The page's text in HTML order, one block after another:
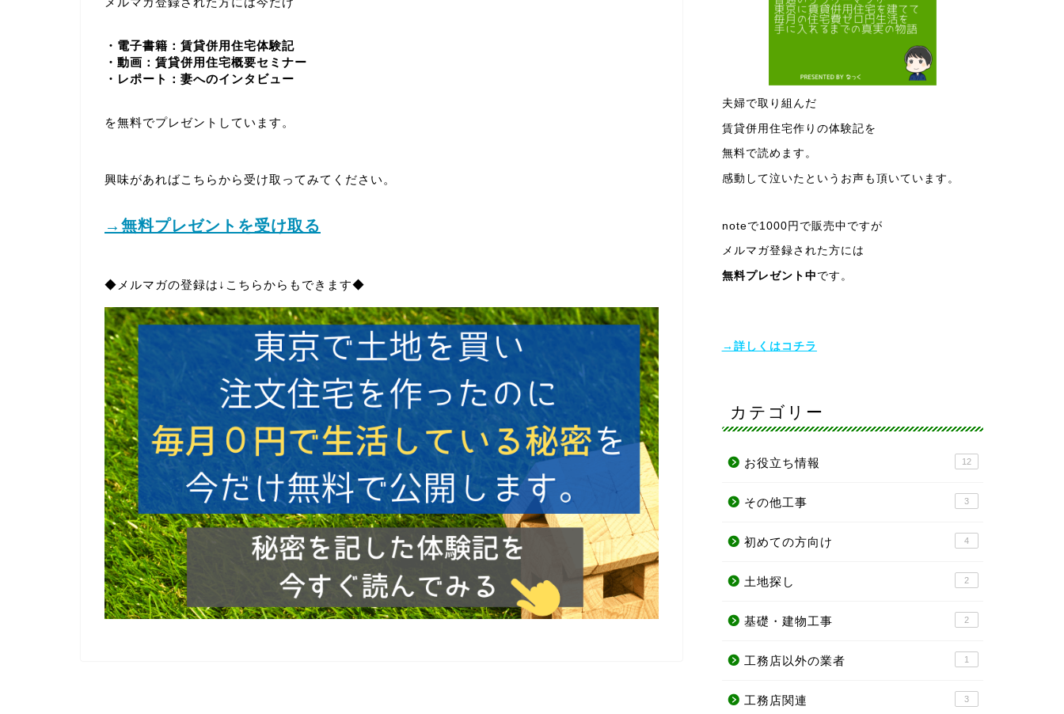
・電子書籍：賃貸併用住宅体験記
・動画：賃貸併用住宅概要セミナー
・レポート：妻へのインタビュー
を無料でプレゼントしています。
興味があればこちらから受け取ってみてください。
→無料プレゼントを受け取る
◆メルマガの登録は↓こちらからもできます◆
夫婦で取り組んだ
賃貸併用住宅作りの体験記を
無料で読めます。
感動して泣いたというお声も頂いています。
noteで1000円で販売中ですが
メルマガ登録された方には
無料プレゼント中 です。
→詳しくはコチラ
カテゴリー
お役立ち情報 12
その他工事 3
初めての方向け 4
土地探し 2
基礎・建物工事 2
工務店以外の業者 1
工務店関連 3